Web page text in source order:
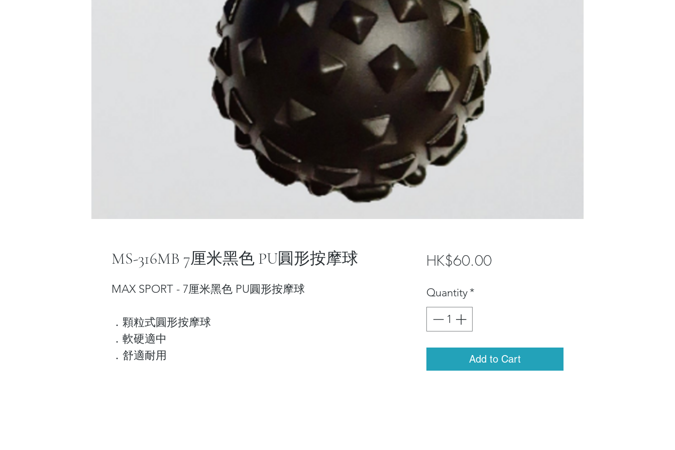
MS-316MB 7厘米黑色 PU圓形按摩球
MAX SPORT - 7厘米黑色 PU圓形按摩球
．顆粒式圓形按摩球
．軟硬適中
．舒適耐用
HK$60.00Price
Quantity*
Add to Cart